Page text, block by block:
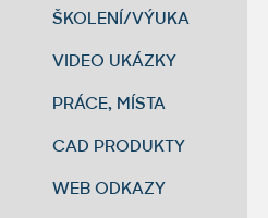
ŠKOLENÍ/VÝUKA
VIDEO UKÁZKY
PRÁCE, MÍSTA
CAD PRODUKTY
WEB ODKAZY